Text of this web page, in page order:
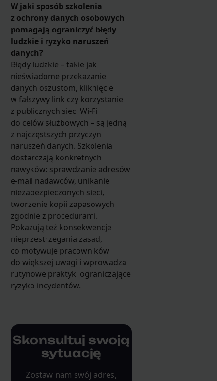
W jaki sposób szkolenia
z ochrony danych osobowych
pomagają ograniczyć błędy
ludzkie i ryzyko naruszeń
danych?
Błędy ludzkie – takie jak
nieświadome przekazanie
danych oszustom, kliknięcie
w fałszywy link czy korzystanie
z publicznych sieci Wi-Fi
do celów służbowych – są jedną
z najczęstszych przyczyn
naruszeń danych. Szkolenia
dostarczają konkretnych
nawyków: sprawdzanie adresów
e-mail nadawców, unikanie
niezabezpieczonych sieci,
tworzenie kopii zapasowych
zgodnie z procedurami.
Pokazują też konsekwencje
nieprzestrzegania zasad,
co motywuje pracowników
do większej uwagi i wprowadza
rutynowe praktyki ograniczające
ryzyko incydentów.
Skonsultuj swoją
sytuację
Zostaw nam swój adres,